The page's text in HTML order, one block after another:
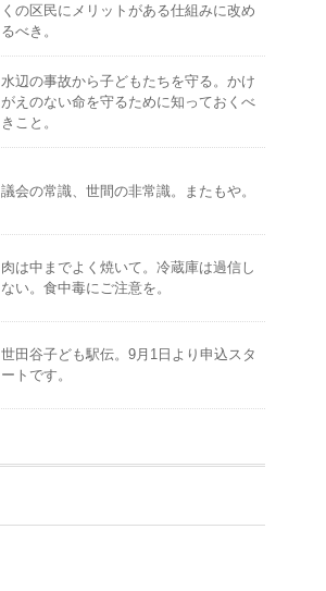
くの区民にメリットがある仕組みに改め
るべき。
水辺の事故から子どもたちを守る。かけ
がえのない命を守るために知っておくべ
きこと。
議会の常識、世間の非常識。またもや。
肉は中までよく焼いて。冷蔵庫は過信し
ない。食中毒にご注意を。
世田谷子ども駅伝。9月1日より申込スタ
ートです。